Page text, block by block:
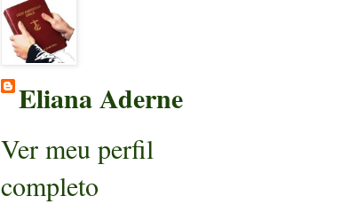
Eliana Aderne
Ver meu perfil
completo